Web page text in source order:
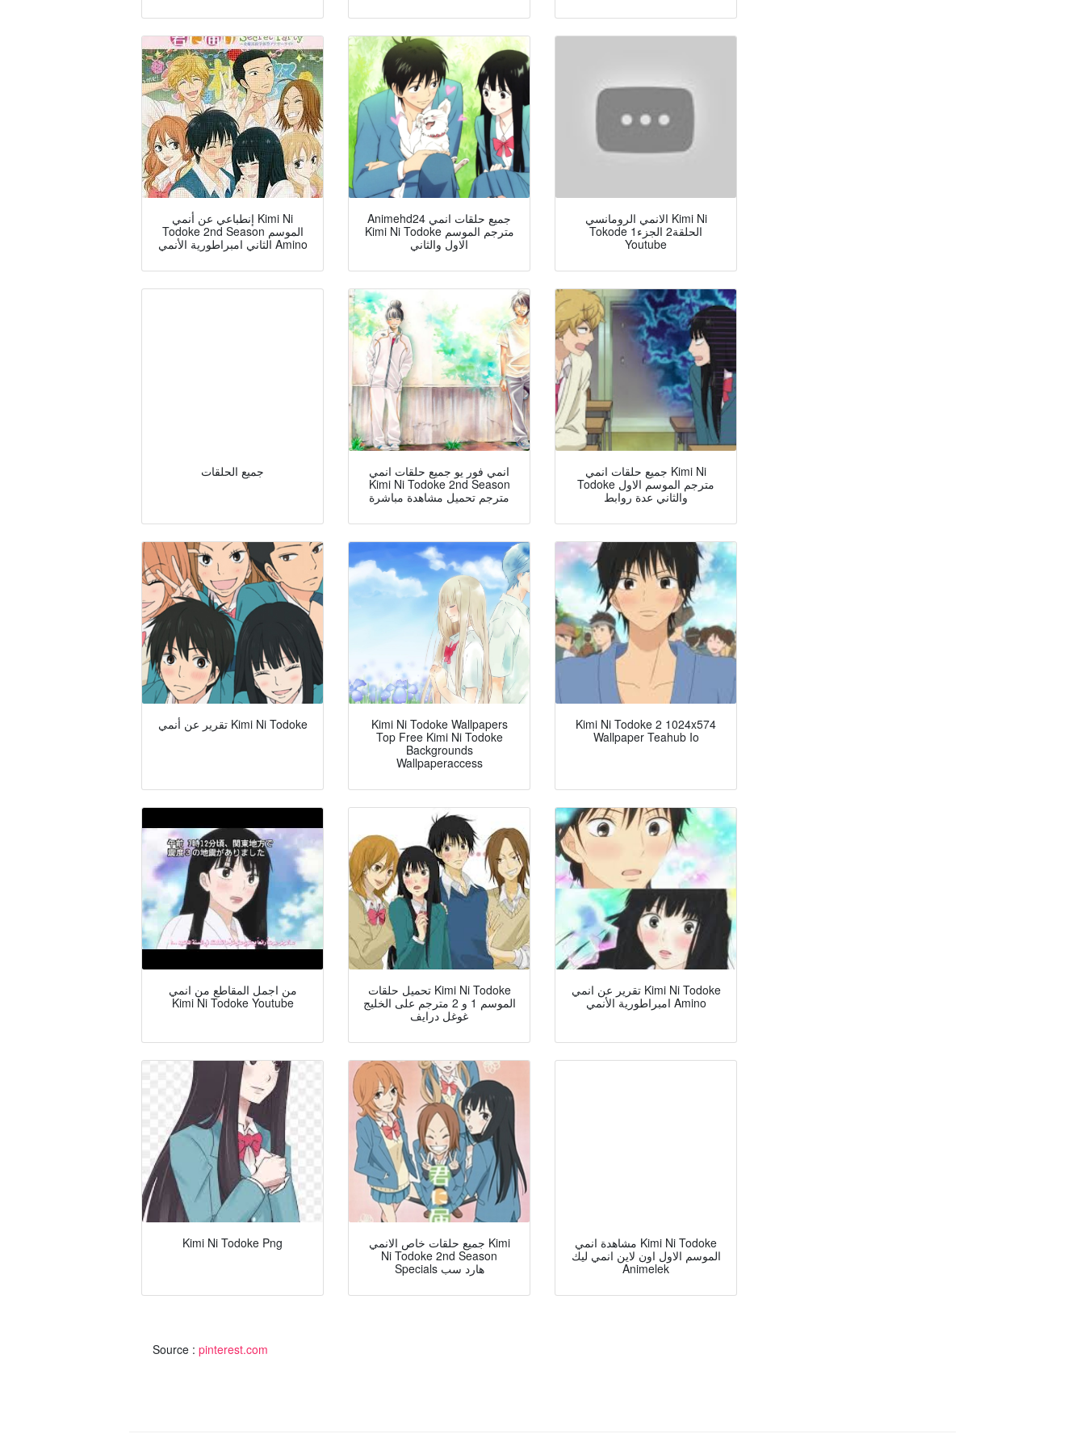
إنطباعي عن أنمي Kimi Ni
Todoke 2nd Season الموسم
الثاني امبراطورية الأنمي Amino
Animehd24 جميع حلقات انمي
Kimi Ni Todoke مترجم الموسم
الاول والثاني
الانمي الرومانسي Kimi Ni
Tokode الحلقة2 الجزء1
Youtube
جميع الحلقات
انمي فور يو جميع حلقات انمي
Kimi Ni Todoke 2nd Season
مترجم تحميل مشاهدة مباشرة
جميع حلقات انمي Kimi Ni
Todoke مترجم الموسم الاول
والثاني عدة روابط
تقرير عن أنمي Kimi Ni Todoke
Kimi Ni Todoke Wallpapers
Top Free Kimi Ni Todoke
Backgrounds
Wallpaperaccess
Kimi Ni Todoke 2 1024x574
Wallpaper Teahub Io
من اجمل المقاطع من انمي
Kimi Ni Todoke Youtube
تحميل حلقات Kimi Ni Todoke
الموسم 1 و 2 مترجم على الخليج
غوغل درايف
تقرير عن انمي Kimi Ni Todoke
امبراطورية الأنمي Amino
Kimi Ni Todoke Png
جميع حلقات خاص الانمي Kimi
Ni Todoke 2nd Season
Specials هارد سب
مشاهدة انمي Kimi Ni Todoke
الموسم الاول اون لاين انمي ليك
Animelek
Source : pinterest.com